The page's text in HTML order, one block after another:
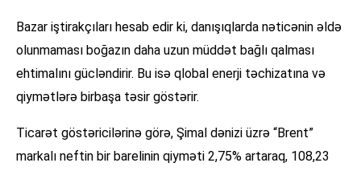
Bazar iştirakçıları hesab edir ki, danışıqlarda nəticənin əldə
olunmaması boğazın daha uzun müddət bağlı qalması
ehtimalını gücləndirir. Bu isə qlobal enerji təchizatına və
qiymətlərə birbaşa təsir göstərir.
Ticarət göstəricilərinə görə, Şimal dənizi üzrə “Brent”
markalı neftin bir barelinin qiyməti 2,75% artaraq, 108,23